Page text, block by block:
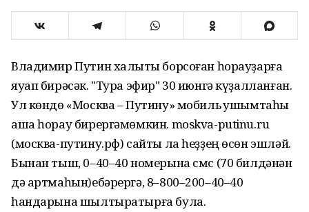
Владимир Путин халыҡты борсоған һорауҙарға
яуап бирәсәк. "Тура эфир" 30 июнгә күҙалланған.
Ул көндө «Москва – Путину» мобиль ҡушымтаһы
аша һорау бирергәмөмкин. moskva-putinu.ru
(москва-путину.рф) сайты ла һеҙҙең өсөн эшләй.
Бынан тыш, 0–40–40 номерына смс (70 билдәнән
дә артмаһын)ебәрергә, 8–800–200–40–40
һандарына шылтыратырға була.